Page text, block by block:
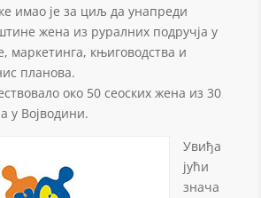
имао је за циљ да унапреди
жена из руралних подручја у
маркетинга, књиговодства и
планова.
око 50 сеоских жена из 30
у Војводини.
Увиђа
јући
знача